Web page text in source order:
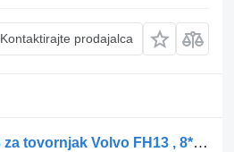
Kontaktirajte prodajalca
Zadnji most Volvo FH13 , 8*4 , RT2310HV , RS1370HV 1048293 za tovornjak Volvo FH13 , 8*4 , 1048293 , 1048296